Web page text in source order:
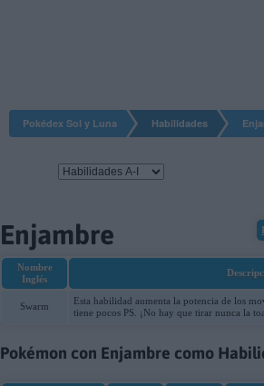
Pokédex Sol y Luna Habilidades
Enjambre
Nombre
Inglés
Swarm
Esta habilidad aumenta la potencia de los
tiene pocos PS. ¡No hay que tirar nunca la
Pokémon con Enjambre como